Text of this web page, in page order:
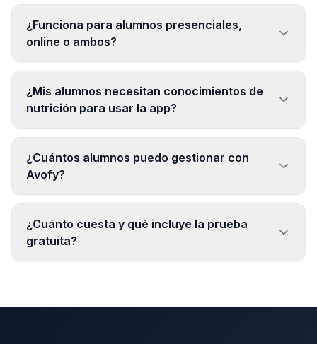
¿Funciona para alumnos presenciales,
online o ambos?
¿Mis alumnos necesitan conocimientos de
nutrición para usar la app?
¿Cuántos alumnos puedo gestionar con
Avofy?
¿Cuánto cuesta y qué incluye la prueba
gratuita?